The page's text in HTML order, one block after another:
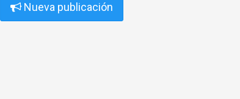
Nueva publicación